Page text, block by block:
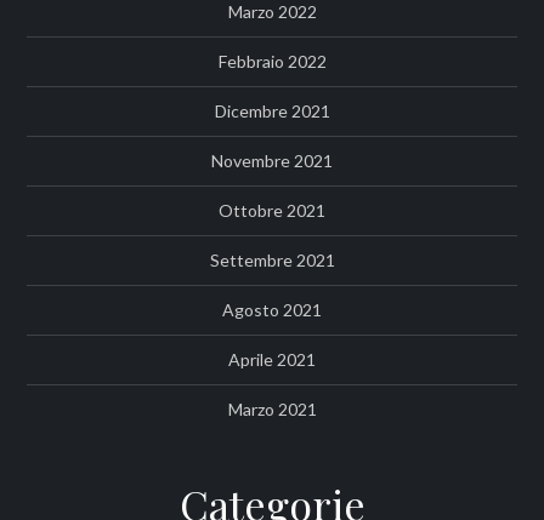
Marzo 2022
Febbraio 2022
Dicembre 2021
Novembre 2021
Ottobre 2021
Settembre 2021
Agosto 2021
Aprile 2021
Marzo 2021
Categorie